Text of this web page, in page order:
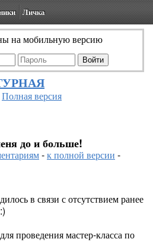
Личка
на мобильную версию
Полная версия
до и больше!
-к полной версии -
в связи с отсутствием ранее
проведения мастер-класса по